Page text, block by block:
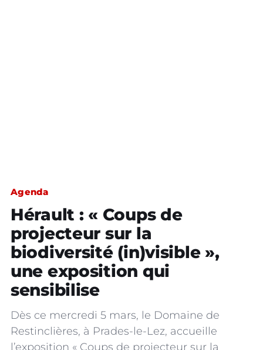
Agenda
Hérault : « Coups de
projecteur sur la
biodiversité (in)visible »,
une exposition qui
sensibilise
Dès ce mercredi 5 mars, le Domaine de
Restinclières, à Prades-le-Lez, accueille
l’exposition « Coups de projecteur sur la